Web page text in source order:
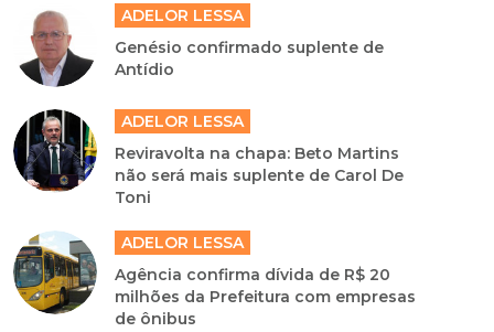
ADELOR LESSA
Genésio confirmado suplente de
Antídio
ADELOR LESSA
Reviravolta na chapa: Beto Martins
não será mais suplente de Carol De
Toni
ADELOR LESSA
Agência confirma dívida de R$ 20
milhões da Prefeitura com empresas
de ônibus